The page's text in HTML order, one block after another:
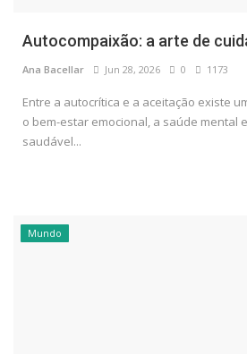
Autocompaixão: a arte de
Ana Bacellar Jun 28, 2026 0 1173
Entre a autocrítica e a aceitação existe
o bem-estar emocional, a saúde mental
saudável...
Mundo